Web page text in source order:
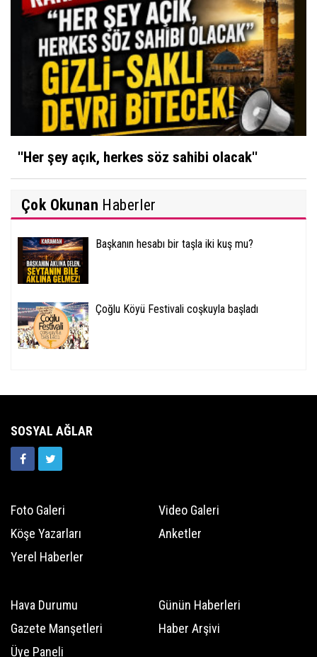
''Her şey açık, herkes söz sahibi olacak''
Çok Okunan Haberler
Başkanın hesabı bir taşla iki kuş mu?
Çoğlu Köyü Festivali coşkuyla başladı
SOSYAL AĞLAR
Foto Galeri
Video Galeri
Köşe Yazarları
Anketler
Yerel Haberler
Hava Durumu
Günün Haberleri
Gazete Manşetleri
Haber Arşivi
Üye Paneli